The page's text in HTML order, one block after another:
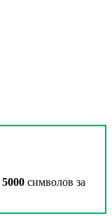
5000 символов за